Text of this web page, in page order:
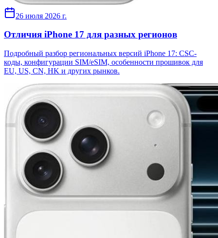
26 июля 2026 г.
Отличия iPhone 17 для разных регионов
Подробный разбор региональных версий iPhone 17: CSC-
коды, конфигурации SIM/eSIM, особенности прошивок для
EU, US, CN, HK и других рынков.